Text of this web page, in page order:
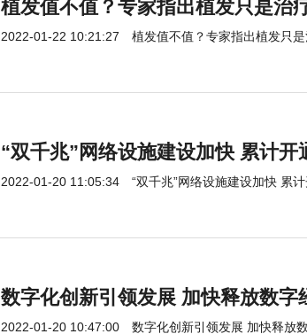
植发值不值？专家指出植发只是治
2022-01-22 10:21:27 植发值不值？专家指出植发只
“双千兆”网络设施建设加快 累计开
2022-01-20 11:05:34 “双千兆”网络设施建设加快 累
数字化创新引领发展 加快释放数字
2022-01-20 10:47:00 数字化创新引领发展 加快释放